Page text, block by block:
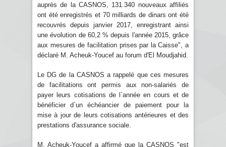
auprès de la CASNOS, 131.340 nouveaux affiliés
ont été enregistrés et 70 milliards de dinars ont été
recouvrés depuis janvier 2017, enregistrant ainsi
une évolution de 60,2 % depuis l'année 2015, grâce
aux mesures de facilitation prises par la Caisse", a
déclaré M. Acheuk-Youcef au forum d'El Moudjahid.
Le DG de la CASNOS a rappelé que ces mesures
de facilitations ont permis aux non-salariés de
payer leurs cotisations de l`année en cours et de
bénéficier d`un échéancier de paiement pour la
mise à jour de leurs cotisations antérieures et des
prestations d'assurance sociale.
M. Acheuk-Youcef a affirmé que la CASNOS "est